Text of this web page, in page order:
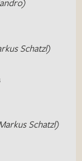
Schatzl)
Schatzl)